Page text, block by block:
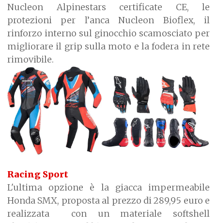
Nucleon Alpinestars certificate CE, le
protezioni per l’anca Nucleon Bioflex, il
rinforzo interno sul ginocchio scamosciato per
migliorare il grip sulla moto e la fodera in rete
rimovibile.
Racing Sport
L'ultima opzione è la giacca impermeabile
Honda SMX, proposta al prezzo di 289,95 euro e
realizzata con un materiale softshell